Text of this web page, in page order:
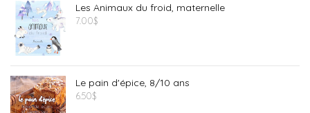
Les Animaux du froid, maternelle
7.00$
Le pain d'épice, 8/10 ans
6.50$